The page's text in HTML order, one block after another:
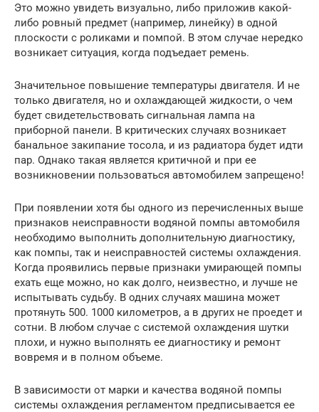
Это можно увидеть визуально, либо приложив какой-
либо ровный предмет (например, линейку) в одной
плоскости с роликами и помпой. В этом случае нередко
возникает ситуация, когда подъедает ремень.
Значительное повышение температуры двигателя. И не
только двигателя, но и охлаждающей жидкости, о чем
будет свидетельствовать сигнальная лампа на
приборной панели. В критических случаях возникает
банальное закипание тосола, и из радиатора будет идти
пар. Однако такая является критичной и при ее
возникновении пользоваться автомобилем запрещено!
При появлении хотя бы одного из перечисленных выше
признаков неисправности водяной помпы автомобиля
необходимо выполнить дополнительную диагностику,
как помпы, так и неисправностей системы охлаждения.
Когда проявились первые признаки умирающей помпы
ехать еще можно, но как долго, неизвестно, и лучше не
испытывать судьбу. В одних случаях машина может
протянуть 500. 1000 километров, а в других не проедет и
сотни. В любом случае с системой охлаждения шутки
плохи, и нужно выполнять ее диагностику и ремонт
вовремя и в полном объеме.
В зависимости от марки и качества водяной помпы
системы охлаждения регламентом предписывается ее